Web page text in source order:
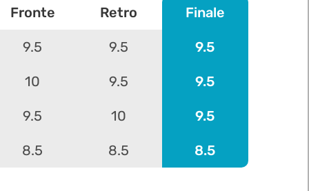
Fronte Retro Finale
9.5 9.5 9.5
10 9.5 9.5
9.5 10 9.5
8.5 8.5 8.5